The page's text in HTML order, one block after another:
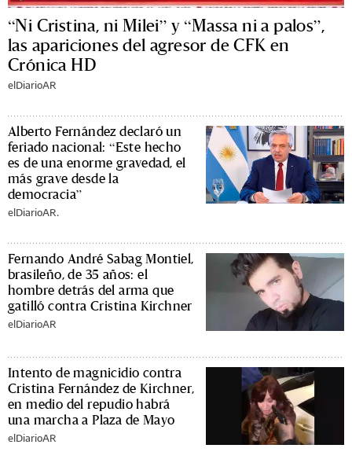
“Ni Cristina, ni Milei” y “Massa ni a palos”,
las apariciones del agresor de CFK en
Crónica HD
elDiarioAR
Alberto Fernández declaró un
feriado nacional: “Este hecho
es de una enorme gravedad, el
más grave desde la
democracia”
elDiarioAR.
Fernando André Sabag Montiel,
brasileño, de 35 años: el
hombre detrás del arma que
gatilló contra Cristina Kirchner
elDiarioAR
Intento de magnicidio contra
Cristina Fernández de Kirchner,
en medio del repudio habrá
una marcha a Plaza de Mayo
elDiarioAR